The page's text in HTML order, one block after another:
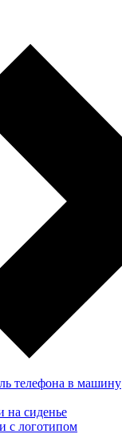
телефона в машину
на сиденье
с логотипом